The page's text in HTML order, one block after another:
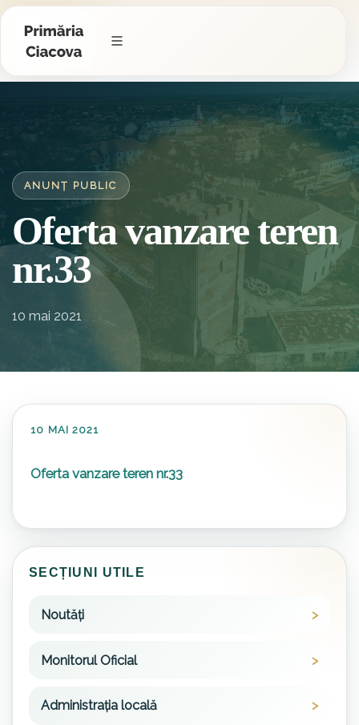
ANUNȚ PUBLIC
Oferta vanzare teren
nr.33
10 mai 2021
10 MAI 2021
Oferta vanzare teren nr.33
SECȚIUNI UTILE
Noutăți
Monitorul Oficial
Administrația locală